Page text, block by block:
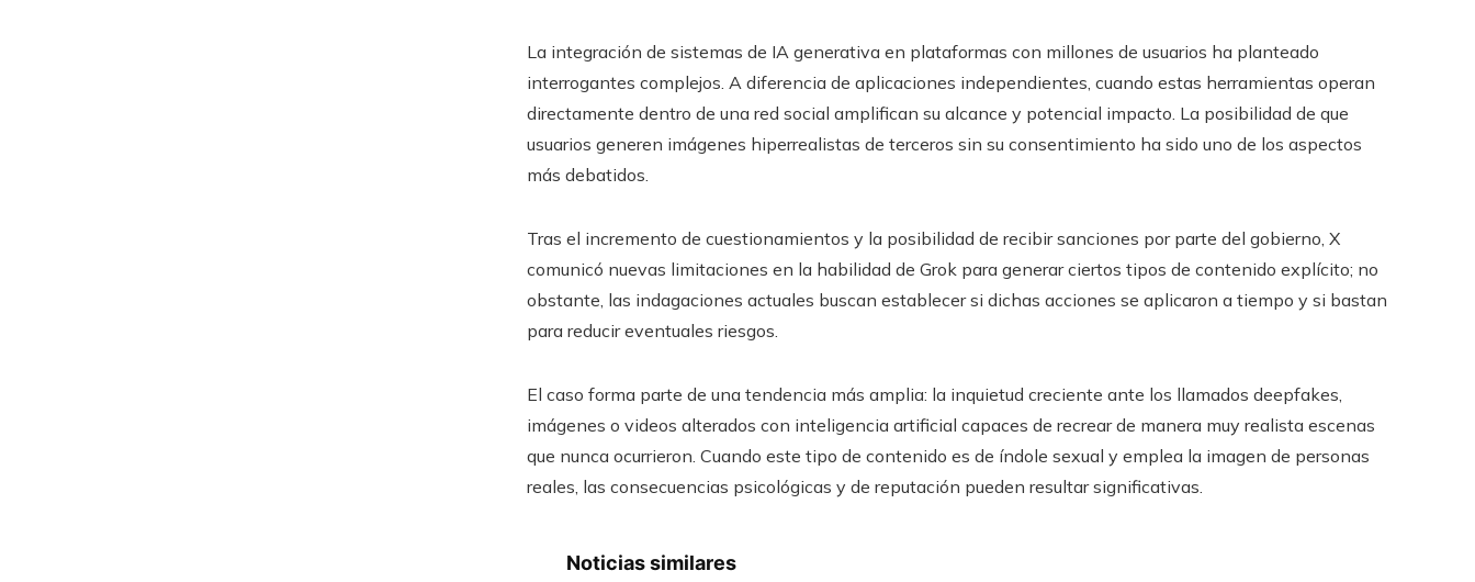
La integración de sistemas de IA generativa en plataformas con millones de usuarios ha planteado
interrogantes complejos. A diferencia de aplicaciones independientes, cuando estas herramientas operan
directamente dentro de una red social amplifican su alcance y potencial impacto. La posibilidad de que
usuarios generen imágenes hiperrealistas de terceros sin su consentimiento ha sido uno de los aspectos
más debatidos.
Tras el incremento de cuestionamientos y la posibilidad de recibir sanciones por parte del gobierno, X
comunicó nuevas limitaciones en la habilidad de Grok para generar ciertos tipos de contenido explícito; no
obstante, las indagaciones actuales buscan establecer si dichas acciones se aplicaron a tiempo y si bastan
para reducir eventuales riesgos.
El caso forma parte de una tendencia más amplia: la inquietud creciente ante los llamados deepfakes,
imágenes o videos alterados con inteligencia artificial capaces de recrear de manera muy realista escenas
que nunca ocurrieron. Cuando este tipo de contenido es de índole sexual y emplea la imagen de personas
reales, las consecuencias psicológicas y de reputación pueden resultar significativas.
Noticias similares